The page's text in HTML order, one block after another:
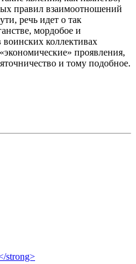
правил взаимоотношений
речь идет о так
мордобое и
воинских коллективах
проявления,
и тому подобное.
strong>